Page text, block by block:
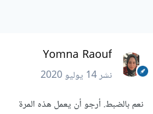
Yomna Raouf
نشر14 يوليو 2020
نعم بالضبط. أرجو أن يعمل هذه المرة